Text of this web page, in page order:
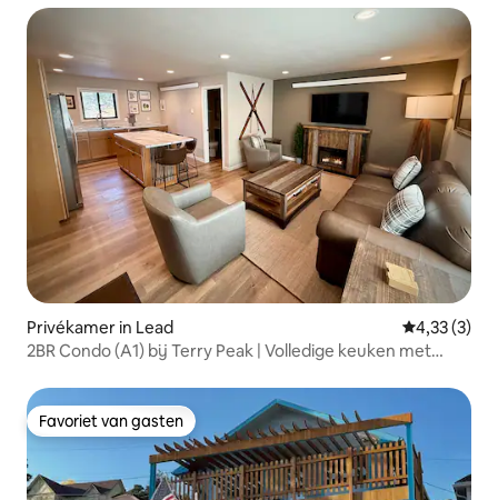
Privékamer in Lead
4,33 (3)
2BR Condo (A1) bij Terry Peak | Volledige keuken met
Favoriet van gasten
Favoriet van gasten